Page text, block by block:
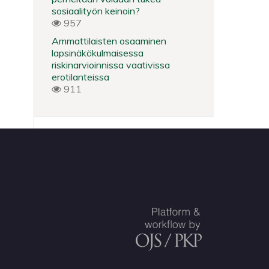
sosiaalityön keinoin?
957
Ammattilaisten osaaminen
lapsinäkökulmaisessa
riskinarvioinnissa vaativissa
erotilanteissa
911